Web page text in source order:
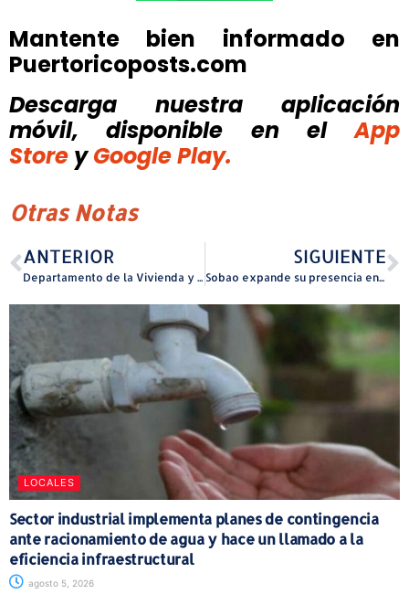
Mantente bien informado en
Puertoricoposts.com
Descarga nuestra aplicación
móvil, disponible
en el
App
Store y Google Play.
Otras Notas
ANTERIOR
Departamento de la Vivienda y Departamento de Corrección y Rehabilitación formalizan acuerdo para fortalecer procesos de transición comunitaria
SIGUIENTE
Sobao expande su presencia en Puerto Rico con nueva localidad en Guaynabo
LOCALES
Sector industrial implementa planes de contingencia
ante racionamiento de agua y hace un llamado a la
eficiencia infraestructural
agosto 5, 2026